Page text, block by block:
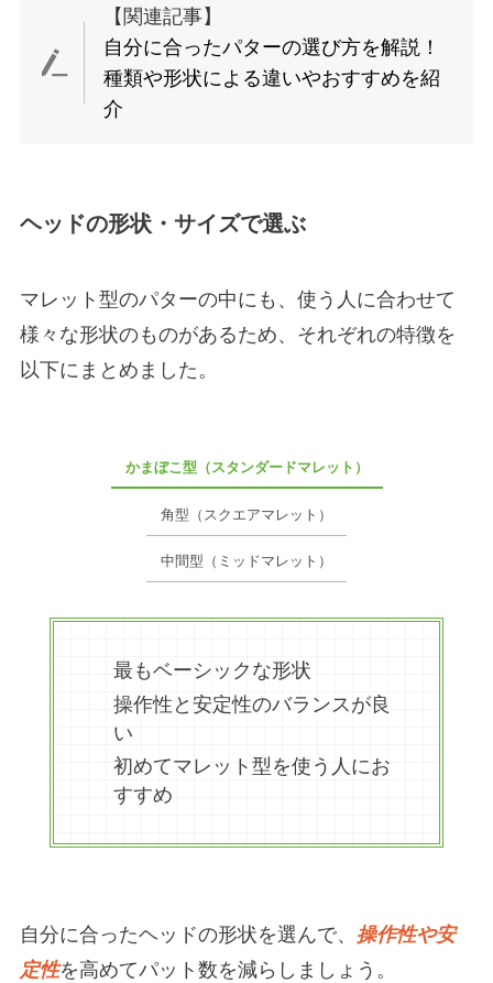
【関連記事】
自分に合ったパターの選び方を解説！
種類や形状による違いやおすすめを紹
介
ヘッドの形状・サイズで選ぶ
マレット型のパターの中にも、使う人に合わせて
様々な形状のものがあるため、それぞれの特徴を
以下にまとめました。
かまぼこ型（スタンダードマレット）
角型（スクエアマレット）
中間型（ミッドマレット）
最もベーシックな形状
操作性と安定性のバランスが良
い
初めてマレット型を使う人にお
すすめ
自分に合ったヘッドの形状を選んで、 操作性や安
定性を高めてパット数を減らしましょう。